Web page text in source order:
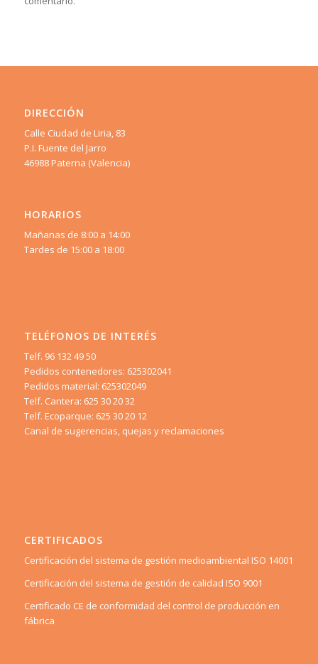
DIRECCIÓN
Calle Ciudad de Liria, 83
P.I. Fuente del Jarro
46988 Paterna (Valencia)
HORARIOS
Mañanas de 8:00 a 14:00
Tardes de 15:00 a 18:00
TELÉFONOS DE INTERÉS
Telf. 96 132 49 50
Pedidos contenedores: 625302041
Pedidos material: 625302049
Telf. Cantera: 625 30 20 32
Telf. Ecoparque: 625 30 20 12
Canal de sugerencias, quejas y reclamaciones
CERTIFICADOS
Certificación del sistema de gestión medioambiental ISO 14001
Certificación del sistema de gestión de calidad ISO 9001
Certificado CE de conformidad del control de producción en
fábrica